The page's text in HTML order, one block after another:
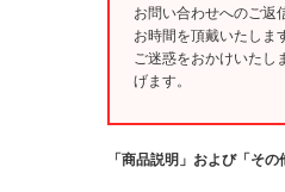
お問い合わせへのご返
お時間を頂戴いたしま
ご迷惑をおかけいたし
げます。
「商品説明」および「そ